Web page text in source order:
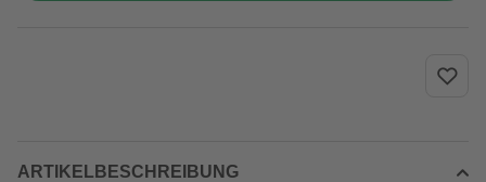
ARTIKELBESCHREIBUNG